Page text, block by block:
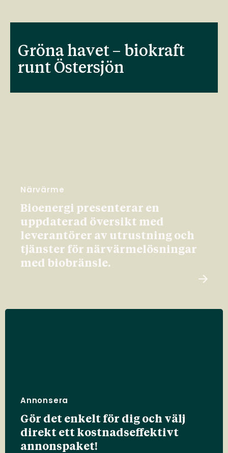
Gröna havet – biokraft
runt Östersjön
Närvärme
Bioenergi presenterar en
uppdaterad översikt med
leverantörer av utrustning och
tjänster för närvärmelösningar
med biobränsle.
Annonsera
Gör det enkelt för dig och välj
direkt ett kostnadseffektivt
annonspaket!